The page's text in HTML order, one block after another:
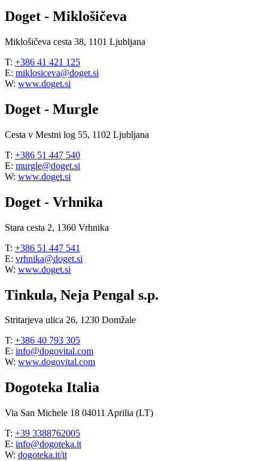
Doget - Miklošičeva
Miklošičeva cesta 38, 1101 Ljubljana
T: +386 41 421 125
E: miklosiceva@doget.si
W: www.doget.si
Doget - Murgle
Cesta v Mestni log 55, 1102 Ljubljana
T: +386 51 447 540
E: murgle@doget.si
W: www.doget.si
Doget - Vrhnika
Stara cesta 2, 1360 Vrhnika
T: +386 51 447 541
E: vrhnika@doget.si
W: www.doget.si
Tinkula, Neja Pengal s.p.
Stritarjeva ulica 26, 1230 Domžale
T: +386 40 793 305
E: info@dogovital.com
W: www.dogovital.com
Dogoteka Italia
Via San Michele 18 04011 Aprilia (LT)
T: +39 3388762005
E: info@dogoteka.it
W: dogoteka.it/it